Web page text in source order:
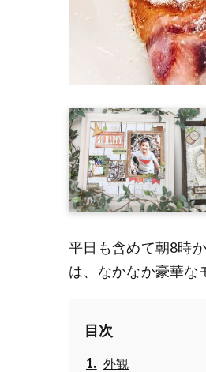
平日も含めて朝8時
は、なかなか豪華な
目次
外観